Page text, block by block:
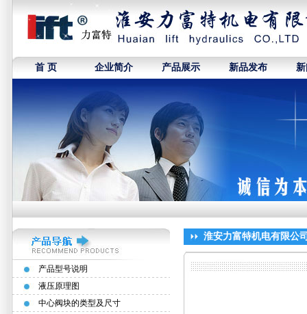
首 页 企业简介 产品展示 新品发布
产品型号说明
液压原理图
中心阀块的类型及尺寸
淮安力富特机电有限公